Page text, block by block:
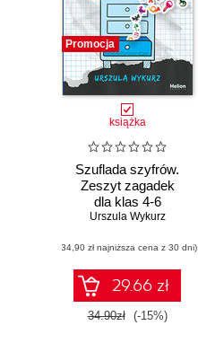
Promocja
książka
Szuflada szyfrów.
Zeszyt zagadek
dla klas 4-6
Urszula Wykurz
(34,90 zł najniższa cena z 30 dni)
29.66 zł
34.90zł (-15%)